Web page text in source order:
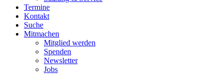
Termine
Kontakt
Suche
Mitmachen
Mitglied werden
Spenden
Newsletter
Jobs